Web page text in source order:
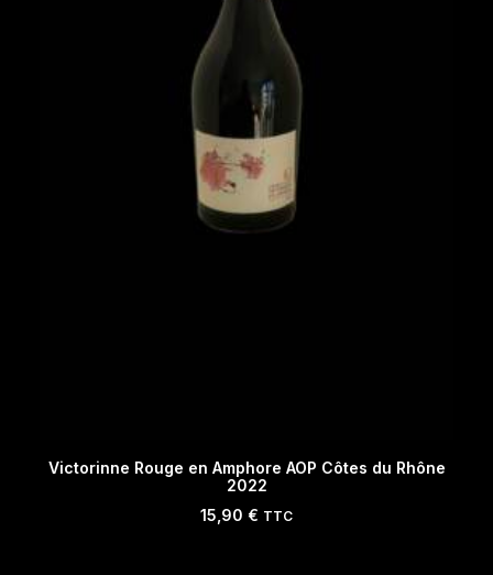
AJOUTER AU PANIER
Victorinne Rouge en Amphore AOP Côtes du Rhône
2022
15,90 € TTC